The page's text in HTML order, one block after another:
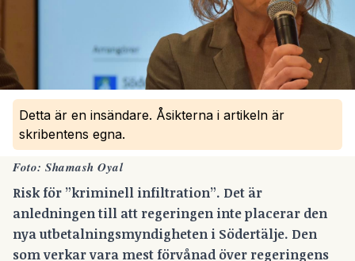
Detta är en insändare. Åsikterna i artikeln är
skribentens egna.
Foto: Shamash Oyal
Risk för ”kriminell infiltration”. Det är
anledningen till att regeringen inte placerar den
nya utbetalningsmyndigheten i Södertälje. Den
som verkar vara mest förvånad över regeringens